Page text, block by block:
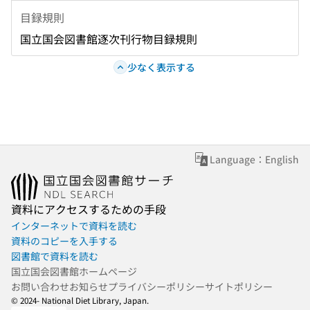
目録規則
国立国会図書館逐次刊行物目録規則
少なく表示する
Language：English
資料にアクセスするための手段
インターネットで資料を読む
資料のコピーを入手する
図書館で資料を読む
国立国会図書館ホームページ
お問い合わせお知らせプライバシーポリシーサイトポリシー
© 2024- National Diet Library, Japan.